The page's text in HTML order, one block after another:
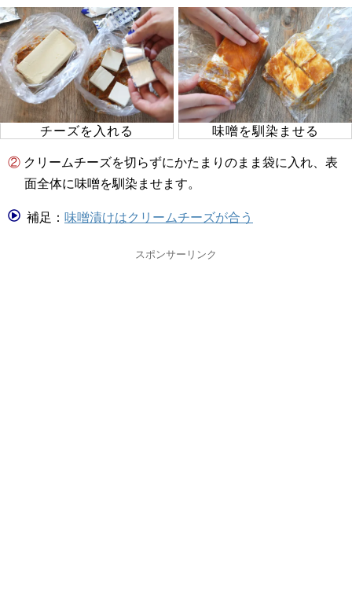
チーズを入れる 味噌を馴染ませる
② クリームチーズを切らずにかたまりのまま袋に入れ、表
面全体に味噌を馴染ませます。
補足： 味噌漬けはクリームチーズが合う
スポンサーリンク